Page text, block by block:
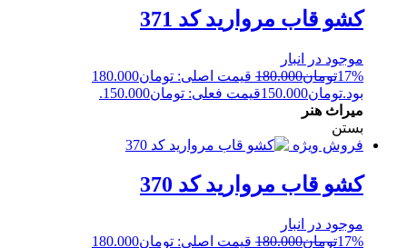
کشو قاب مروارید کد 371
موجود در انبار
17%تومان180.000
قیمت اصلی: تومان180.000
بود.تومان150.000قیمت فعلی: تومان150.000.
میراث هنر
بستن
فروش ویژه
کشو قاب مروارید کد 370
موجود در انبار
17%تومان180.000
قیمت اصلی: تومان180.000